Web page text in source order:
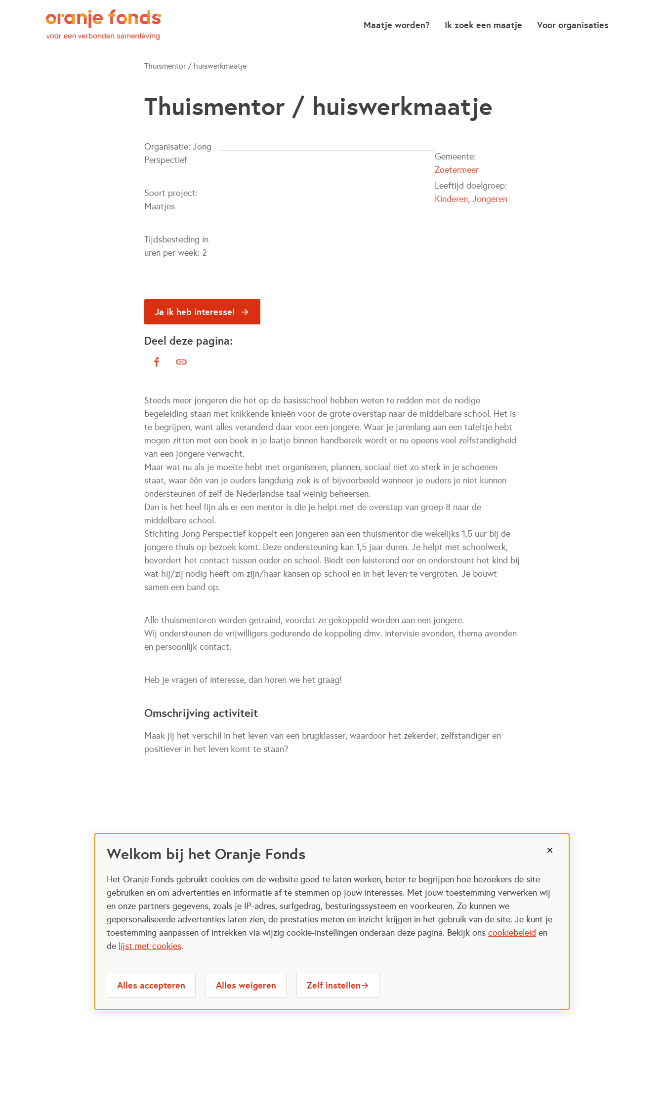
Welkom bij het Oranje Fonds
Het Oranje Fonds gebruikt cookies om de website goed te laten werken, beter te begrijpen hoe bezoekers de site
gebruiken en om advertenties en informatie af te stemmen op jouw interesses. Met jouw toestemming verwerken wij
en onze partners gegevens, zoals je IP-adres, surfgedrag, besturingssysteem en voorkeuren. Zo kunnen we
gepersonaliseerde advertenties laten zien, de prestaties meten en inzicht krijgen in het gebruik van de site. Je kunt je
toestemming aanpassen of intrekken via wijzig cookie-instellingen onderaan deze pagina. Bekijk ons cookiebeleid en
de lijst met cookies.
Alles accepteren Alles weigeren Zelf instellen
Maatje worden? Ik zoek een maatje Voor organisaties
Thuismentor / huiswerkmaatje
Thuismentor / huiswerkmaatje
Organisatie: Jong
Perspectief
Soort project:
Maatjes
Tijdsbesteding in
uren per week: 2
Gemeente:
Zoetermeer
Leeftijd doelgroep:
Kinderen Jongeren
Ja ik heb interesse!
Deel deze pagina:
Steeds meer jongeren die het op de basisschool hebben weten te redden met de nodige
begeleiding staan met knikkende knieën voor de grote overstap naar de middelbare school. Het is
te begrijpen, want alles veranderd daar voor een jongere. Waar je jarenlang aan een tafeltje hebt
mogen zitten met een boek in je laatje binnen handbereik wordt er nu opeens veel zelfstandigheid
van een jongere verwacht.
Maar wat nu als je moeite hebt met organiseren, plannen, sociaal niet zo sterk in je schoenen
staat, waar één van je ouders langdurig ziek is of bijvoorbeeld wanneer je ouders je niet kunnen
ondersteunen of zelf de Nederlandse taal weinig beheersen.
Dan is het heel fijn als er een mentor is die je helpt met de overstap van groep 8 naar de
middelbare school.
Stichting Jong Perspectief koppelt een jongeren aan een thuismentor die wekelijks 1,5 uur bij de
jongere thuis op bezoek komt. Deze ondersteuning kan 1,5 jaar duren. Je helpt met schoolwerk,
bevordert het contact tussen ouder en school. Biedt een luisterend oor en ondersteunt het kind bij
wat hij/zij nodig heeft om zijn/haar kansen op school en in het leven te vergroten. Je bouwt
samen een band op.
Alle thuismentoren worden getraind, voordat ze gekoppeld worden aan een jongere.
Wij ondersteunen de vrijwilligers gedurende de koppeling dmv. intervisie avonden, thema avonden
en persoonlijk contact.
Heb je vragen of interesse, dan horen we het graag!
Omschrijving activiteit
Maak jij het verschil in het leven van een brugklasser, waardoor het zekerder, zelfstandiger en
positiever in het leven komt te staan?